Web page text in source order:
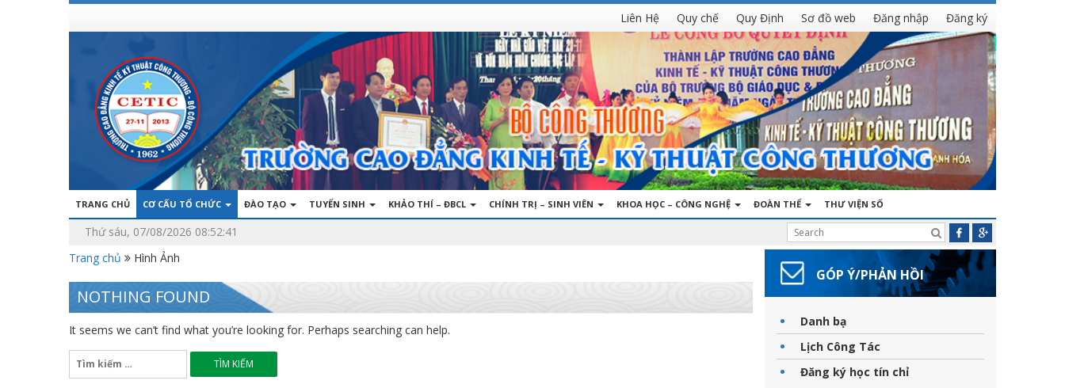
Liên Hệ Quy chế Quy Định Sơ đồ web Đăng nhập Đăng ký
TRANG CHỦ CƠ CẤU TỔ CHỨC ĐÀO TẠO TUYỂN SINH KHẢO THÍ – ĐBCL CHÍNH TRỊ – SINH VIÊN KHOA HỌC – CÔNG NGHỆ ĐOÀN THỂ THƯ VIỆN SỐ
Thứ sáu, 07/08/2026 08:52:41
Trang chủ
Hình Ảnh
NOTHING FOUND
It seems we can’t find what you’re looking for. Perhaps searching can help.
Tìm
kiếm
GÓP Ý/PHẢN HỒI
Danh bạ
Lịch Công Tác
Đăng ký học tín chỉ